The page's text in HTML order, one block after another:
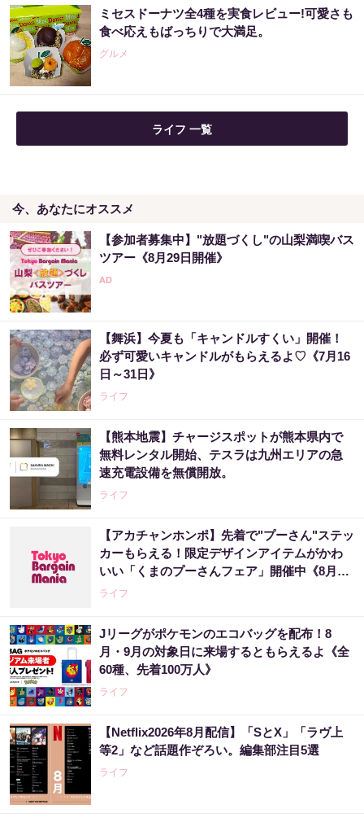
ミセスドーナツ全4種を実食レビュー!可愛さも
食べ応えもばっちりで大満足。
グルメ
ライフ 一覧
今、あなたにオススメ
【参加者募集中】"放題づくし"の山梨満喫バス
ツアー《8月29日開催》
【舞浜】今夏も「キャンドルすくい」開催！
必ず可愛いキャンドルがもらえるよ♡《7月16
日～31日》
ライフ
【熊本地震】チャージスポットが熊本県内で
無料レンタル開始、テスラは九州エリアの急
速充電設備を無償開放。
ライフ
【アカチャンホンポ】先着で"プーさん"ステッ
カーもらえる！限定デザインアイテムがかわ
いい「くまのプーさんフェア」開催中《8月27
日まで》
ライフ
Jリーグがポケモンのエコバッグを配布！8
月・9月の対象日に来場するともらえるよ《全
60種、先着100万人》
ライフ
【Netflix2026年8月配信】「SとX」「ラヴ上
等2」など話題作ぞろい。編集部注目5選
ライフ